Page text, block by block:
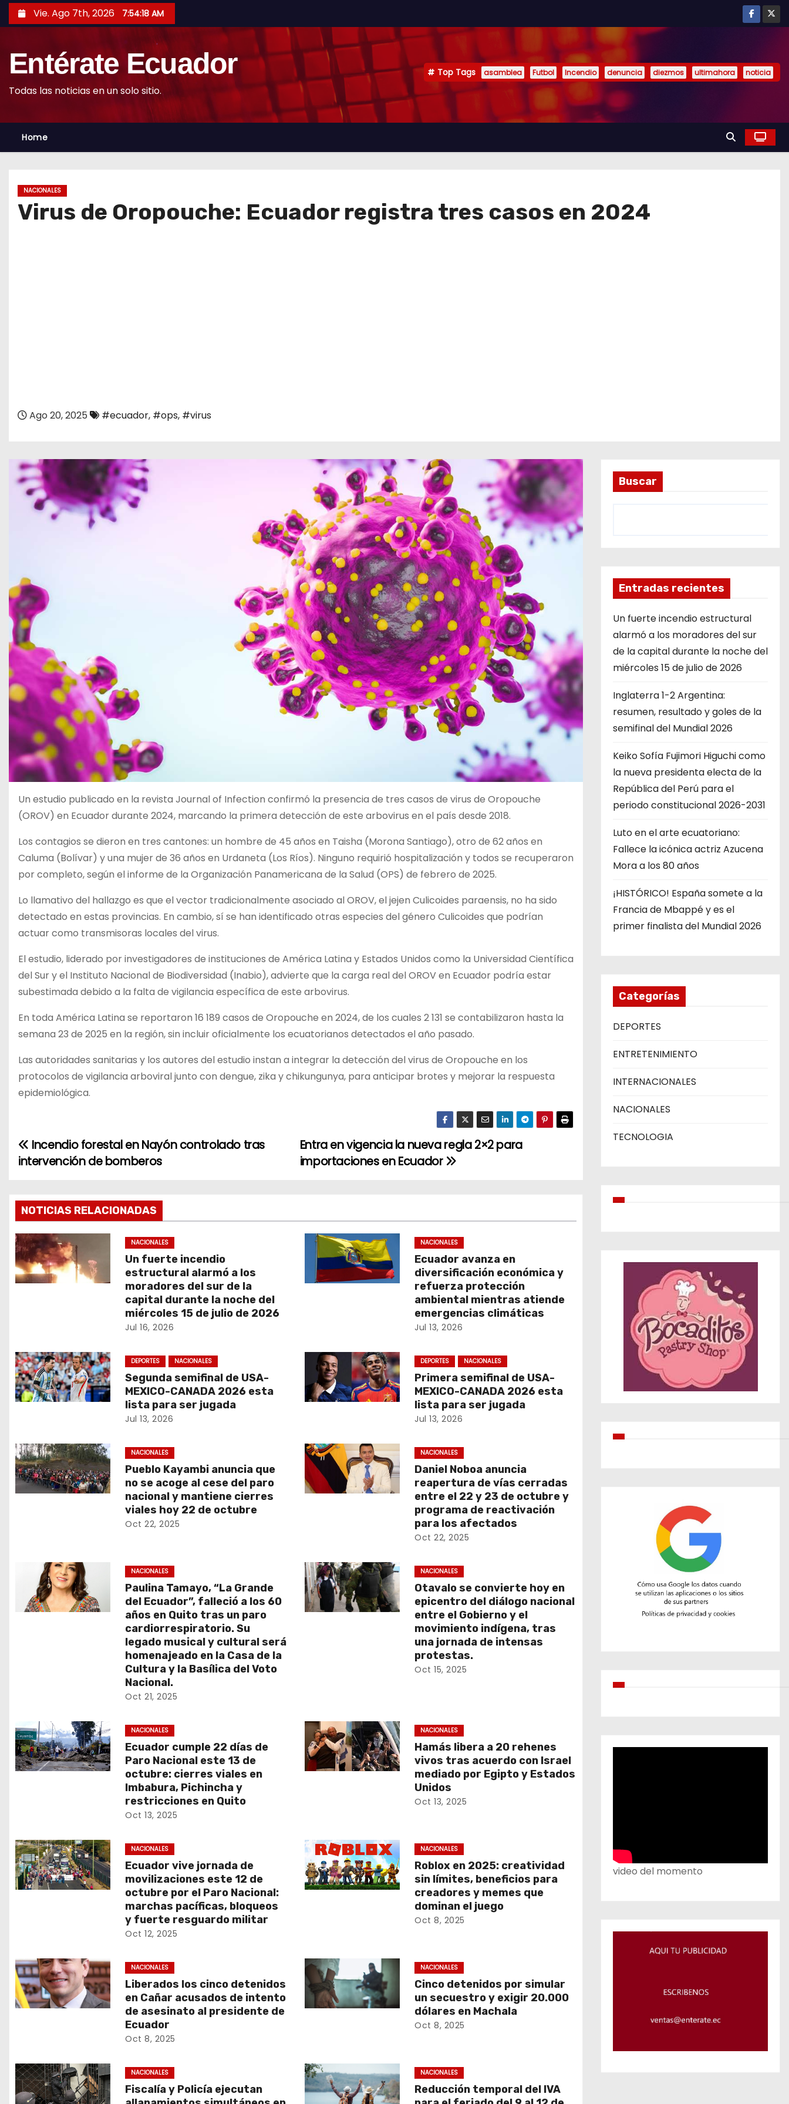
k
o
t
Vie. Ago 7th, 2026 7:54:19 AM
Entérate Ecuador
Todas las noticias en un solo sitio.
Top Tags asamblea Futbol Incendio denuncia diezmos ultimahora noticia
Home
NACIONALES
Virus de Oropouche: Ecuador registra tres casos en 2024
Ago 20, 2025 #ecuador, #ops, #virus
Un estudio publicado en la revista Journal of Infection confirmó la presencia de tres casos de virus de Oropouche
(OROV) en Ecuador durante 2024, marcando la primera detección de este arbovirus en el país desde 2018.
Los contagios se dieron en tres cantones: un hombre de 45 años en Taisha (Morona Santiago), otro de 62 años en
Caluma (Bolívar) y una mujer de 36 años en Urdaneta (Los Ríos). Ninguno requirió hospitalización y todos se recuperaron
por completo, según el informe de la Organización Panamericana de la Salud (OPS) de febrero de 2025.
Lo llamativo del hallazgo es que el vector tradicionalmente asociado al OROV, el jejen Culicoides paraensis, no ha sido
detectado en estas provincias. En cambio, sí se han identificado otras especies del género Culicoides que podrían
actuar como transmisoras locales del virus.
El estudio, liderado por investigadores de instituciones de América Latina y Estados Unidos como la Universidad Científica
del Sur y el Instituto Nacional de Biodiversidad (Inabio), advierte que la carga real del OROV en Ecuador podría estar
subestimada debido a la falta de vigilancia específica de este arbovirus.
En toda América Latina se reportaron 16 189 casos de Oropouche en 2024, de los cuales 2 131 se contabilizaron hasta la
semana 23 de 2025 en la región, sin incluir oficialmente los ecuatorianos detectados el año pasado.
Las autoridades sanitarias y los autores del estudio instan a integrar la detección del virus de Oropouche en los
protocolos de vigilancia arboviral junto con dengue, zika y chikungunya, para anticipar brotes y mejorar la respuesta
epidemiológica.
N
v
e
g
a
ó
n
d
e
n
t
s
Entra en vigencia la nueva regla 2×2 para
importaciones en Ecuador
Incendio forestal en Nayón controlado tras
intervención de bomberos
NOTICIAS RELACIONADAS
NACIONALES
Un fuerte incendio
estructural alarmó a los
moradores del sur de la
capital durante la noche del
miércoles 15 de julio de 2026
Jul 16, 2026
NACIONALES
Ecuador avanza en
diversificación económica y
refuerza protección
ambiental mientras atiende
emergencias climáticas
Jul 13, 2026
DEPORTES NACIONALES
Segunda semifinal de USA-
MEXICO-CANADA 2026 esta
lista para ser jugada
Jul 13, 2026
DEPORTES NACIONALES
Primera semifinal de USA-
MEXICO-CANADA 2026 esta
lista para ser jugada
Jul 13, 2026
NACIONALES
Pueblo Kayambi anuncia que
no se acoge al cese del paro
nacional y mantiene cierres
viales hoy 22 de octubre
Oct 22, 2025
NACIONALES
Daniel Noboa anuncia
reapertura de vías cerradas
entre el 22 y 23 de octubre y
programa de reactivación
para los afectados
Oct 22, 2025
NACIONALES
Paulina Tamayo, “La Grande
del Ecuador”, falleció a los 60
años en Quito tras un paro
cardiorrespiratorio. Su
legado musical y cultural será
homenajeado en la Casa de la
Cultura y la Basílica del Voto
Nacional.
Oct 21, 2025
NACIONALES
Otavalo se convierte hoy en
epicentro del diálogo nacional
entre el Gobierno y el
movimiento indígena, tras
una jornada de intensas
protestas.
Oct 15, 2025
NACIONALES
Ecuador cumple 22 días de
Paro Nacional este 13 de
octubre: cierres viales en
Imbabura, Pichincha y
restricciones en Quito
Oct 13, 2025
NACIONALES
Hamás libera a 20 rehenes
vivos tras acuerdo con Israel
mediado por Egipto y Estados
Unidos
Oct 13, 2025
NACIONALES
Ecuador vive jornada de
movilizaciones este 12 de
octubre por el Paro Nacional:
marchas pacíficas, bloqueos
y fuerte resguardo militar
Oct 12, 2025
NACIONALES
Roblox en 2025: creatividad
sin límites, beneficios para
creadores y memes que
dominan el juego
Oct 8, 2025
NACIONALES
Liberados los cinco detenidos
en Cañar acusados de intento
de asesinato al presidente de
Ecuador
Oct 8, 2025
NACIONALES
Cinco detenidos por simular
un secuestro y exigir 20.000
dólares en Machala
Oct 8, 2025
NACIONALES
Fiscalía y Policía ejecutan
NACIONALES
Reducción temporal del IVA
Buscar
Entradas recientes
Un fuerte incendio estructural
alarmó a los moradores del sur
de la capital durante la noche del
miércoles 15 de julio de 2026
Inglaterra 1-2 Argentina:
resumen, resultado y goles de la
semifinal del Mundial 2026
Keiko Sofía Fujimori Higuchi como
la nueva presidenta electa de la
República del Perú para el
periodo constitucional 2026-2031
Luto en el arte ecuatoriano:
Fallece la icónica actriz Azucena
Mora a los 80 años
¡HISTÓRICO! España somete a la
Francia de Mbappé y es el
primer finalista del Mundial 2026
Categorías
DEPORTES
ENTRETENIMIENTO
INTERNACIONALES
NACIONALES
TECNOLOGIA
video del momento